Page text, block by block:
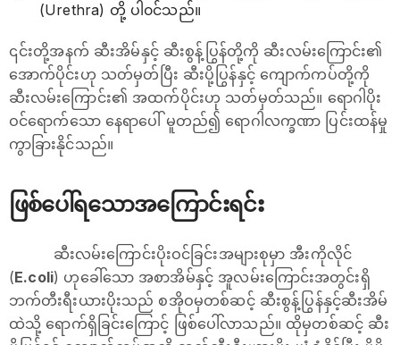
(Urethra) တို့ ပါ၀င်သည်။
၎င်းတို့အနက် ဆီးအိမ်နှင့် ဆီးစွန့်ပြွန်တို့ကို ဆီးလမ်းကြောင်း၏
အောက်ပိုင်းဟု သတ်မှတ်ပြီး ဆီးပို့ပြွန်နှင့် ကျောက်ကပ်တို့ကို
ဆီးလမ်းကြောင်း၏ အထက်ပိုင်းဟု သတ်မှတ်သည်။ ရောဂါပိုး
ဝင်ရောက်သော နေရာပေါ် မူတည်၍ ရောဂါလက္ခဏာ ပြင်းထန်မှု
ကွာခြားနိုင်သည်။
ဖြစ်ပေါ်ရသောအကြောင်းရင်း
ဆီးလမ်းကြောင်းပိုးဝင်ခြင်းအများစုမှာ အီးကိုလိုင်
(E.coli) ဟုခေါ်သော အစာအိမ်နှင့် အူလမ်းကြောင်းအတွင်းရှိ
ဘက်တီးရီးယားပိုးသည် စအိုဝမှတစ်ဆင့် ဆီးစွန့်ပြွန်နှင့်ဆီးအိမ်
ထဲသို့ ရောက်ရှိခြင်းကြောင့် ဖြစ်ပေါ်လာသည်။ ထိုမှတစ်ဆင့် ဆီး